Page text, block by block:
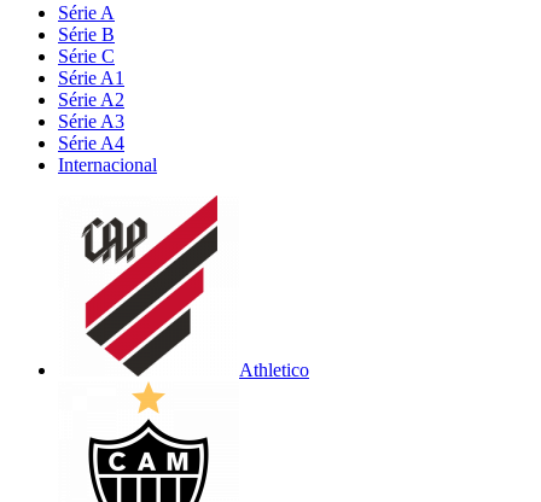
Série A
Série B
Série C
Série A1
Série A2
Série A3
Série A4
Internacional
Athletico